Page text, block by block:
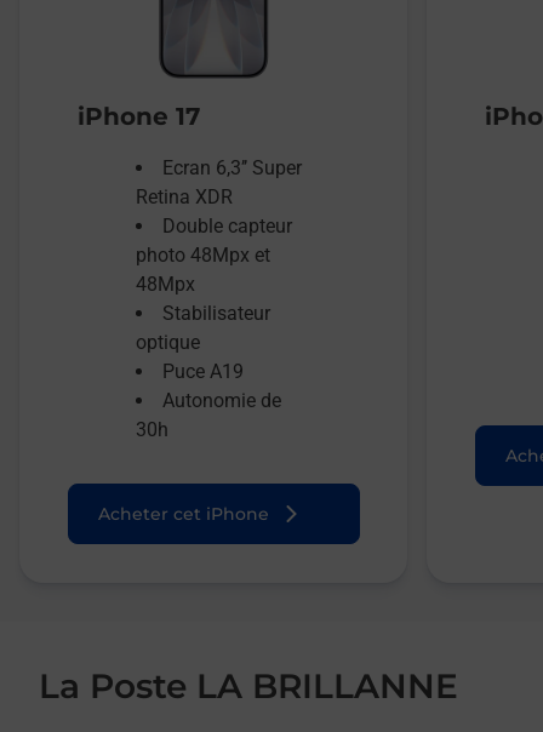
iPhone 17
Ecran 6,3’’ Super
Retina XDR
Double capteur
photo 48Mpx et
48Mpx
Stabilisateur
optique
Puce A19
Autonomie de
30h
Acheter cet iPhone
La Poste LA BRILLANNE